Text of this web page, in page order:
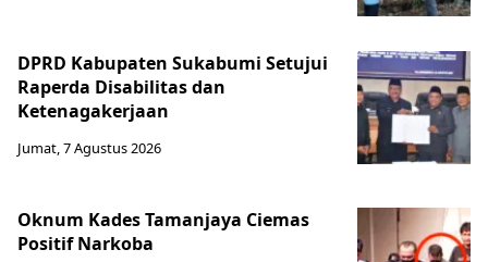
DPRD Kabupaten Sukabumi Setujui
Raperda Disabilitas dan
Ketenagakerjaan
Jumat, 7 Agustus 2026
Oknum Kades Tamanjaya Ciemas
Positif Narkoba